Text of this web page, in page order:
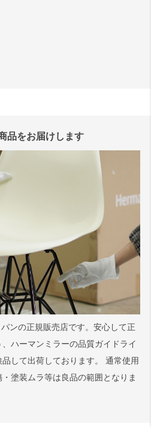
品をお届けします
ンの正規販売店です。安心して正
ハーマンミラーの品質ガイドライ
して出荷しております。 通常使用
塗装ムラ等は良品の範囲となりま